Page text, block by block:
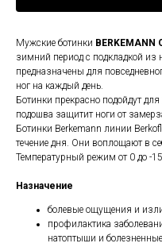
Мужские ботинки BERKEMANN
зимний период с подкладкой из
предназначены для
ног на каждый день.
Ботинки прекрасно подойдут
подошва защитит ноги от
Ботинки Berkemann линии
течение дня. Они воплощают в
Температурный режим от 0 до -
Назначение
болевые ощущения и
профилактика
натоптыши и болезненные